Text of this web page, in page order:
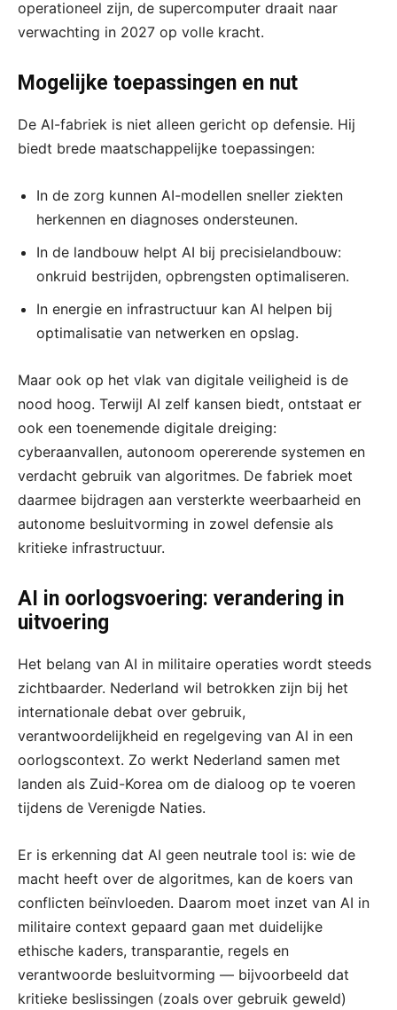
operationeel zijn, de supercomputer draait naar
verwachting in 2027 op volle kracht.
Mogelijke toepassingen en nut
De AI-fabriek is niet alleen gericht op defensie. Hij
biedt brede maatschappelijke toepassingen:
In de zorg kunnen AI-modellen sneller ziekten
herkennen en diagnoses ondersteunen.
In de landbouw helpt AI bij precisielandbouw:
onkruid bestrijden, opbrengsten optimaliseren.
In energie en infrastructuur kan AI helpen bij
optimalisatie van netwerken en opslag.
Maar ook op het vlak van digitale veiligheid is de
nood hoog. Terwijl AI zelf kansen biedt, ontstaat er
ook een toenemende digitale dreiging:
cyberaanvallen, autonoom opererende systemen en
verdacht gebruik van algoritmes. De fabriek moet
daarmee bijdragen aan versterkte weerbaarheid en
autonome besluitvorming in zowel defensie als
kritieke infrastructuur.
AI in oorlogsvoering: verandering in
uitvoering
Het belang van AI in militaire operaties wordt steeds
zichtbaarder. Nederland wil betrokken zijn bij het
internationale debat over gebruik,
verantwoordelijkheid en regelgeving van AI in een
oorlogscontext. Zo werkt Nederland samen met
landen als Zuid-Korea om de dialoog op te voeren
tijdens de Verenigde Naties.
Er is erkenning dat AI geen neutrale tool is: wie de
macht heeft over de algoritmes, kan de koers van
conflicten beïnvloeden. Daarom moet inzet van AI in
militaire context gepaard gaan met duidelijke
ethische kaders, transparantie, regels en
verantwoorde besluitvorming — bijvoorbeeld dat
kritieke beslissingen (zoals over gebruik geweld)